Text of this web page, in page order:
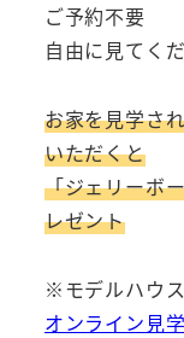
ご予約不要
自由に見てくだ
お家を見学さ
いただくと
「ジェリーボ
レゼント
※モデルハウ
オンライン見